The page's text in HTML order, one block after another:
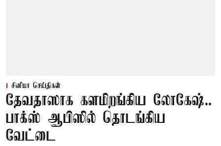
சினிமா செய்திகள்
தேவதாஸாக களமிறங்கிய லோகேஷ்..
பாக்ஸ் ஆபிஸில் தொடங்கிய
வேட்டை